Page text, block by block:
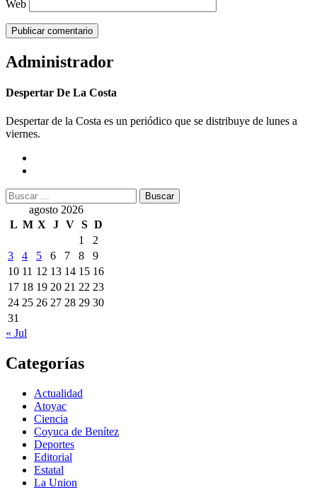
Web
Administrador
Despertar De La Costa
Despertar de la Costa es un periódico que se distribuye de lunes a
viernes.
Buscar:
agosto 2026
L M X J V S D
1
2
3
4 5 6 7 8
9
10 11 12 13 14 15 16
17 18 19 20 21 22 23
24 25 26 27 28 29 30
31
« Jul
Categorías
Actualidad
Atoyac
Ciencia
Coyuca de Benítez
Deportes
Editorial
Estatal
La Union